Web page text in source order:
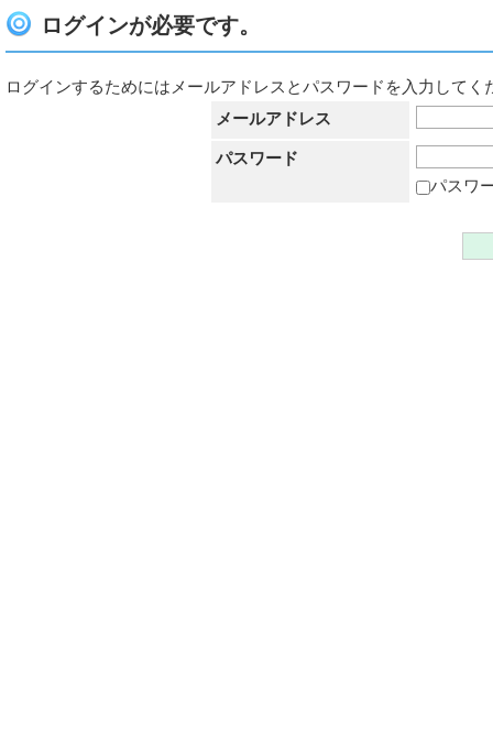
ログインが必要です。
ログインするためにはメールアドレスとパスワードを入力してく
メールアドレス
パスワード
パスワ